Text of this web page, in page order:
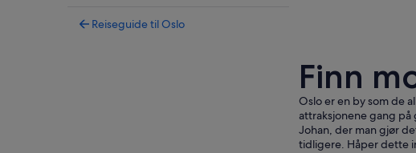
Reiseguide til Oslo
Finn
Oslo er en by som de
attraksjonene gang på
Johan, der man gjør
tidligere. Håper dette